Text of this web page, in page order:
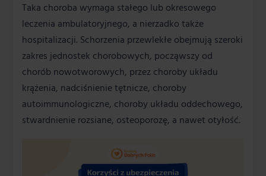
Taka choroba wymaga stałego lub okresowego
leczenia ambulatoryjnego, a nierzadko także
hospitalizacji. Schorzenia przewlekłe obejmują szeroki
zakres jednostek chorobowych, począwszy od
chorób nowotworowych, przez choroby układu
krążenia, nadciśnienie tętnicze, choroby
autoimmunologiczne, choroby układu oddechowego,
stwardnienie rozsiane, osteoporozę, a nawet otyłość.